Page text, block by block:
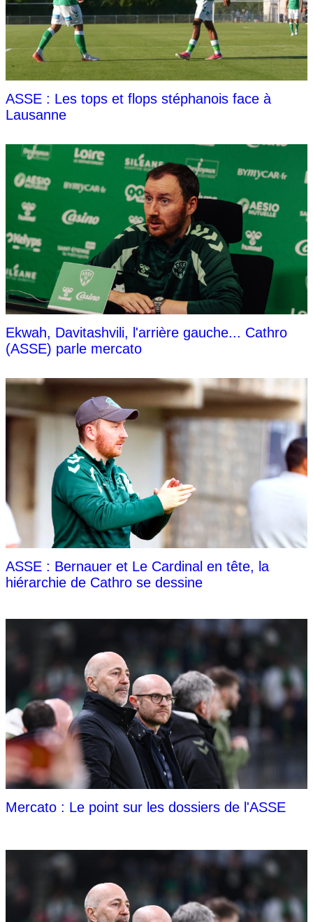
ASSE : Les tops et flops stéphanois face à
Lausanne
Ekwah, Davitashvili, l'arrière gauche... Cathro
(ASSE) parle mercato
ASSE : Bernauer et Le Cardinal en tête, la
hiérarchie de Cathro se dessine
Mercato : Le point sur les dossiers de l'ASSE